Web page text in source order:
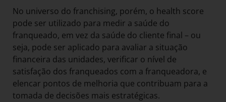
No universo do franchising, porém, o health score
pode ser utilizado para medir a saúde do
franqueado, em vez da saúde do cliente final – ou
seja, pode ser aplicado para avaliar a situação
financeira das unidades, verificar o nível de
satisfação dos franqueados com a franqueadora, e
elencar pontos de melhoria que contribuam para a
tomada de decisões mais estratégicas.